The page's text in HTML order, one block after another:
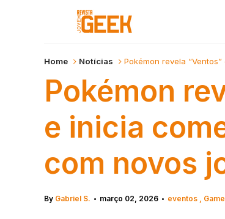
Home Notícias Pokémon revela
Pokémon
e inicia
com novos
By Gabriel S. • março 02, 2026 • eventos